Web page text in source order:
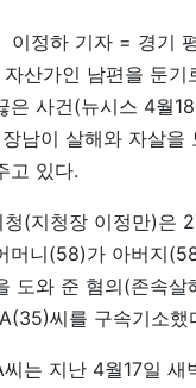
이정하 기자 = 경기
산가인 남편을 둔기
은 사건(뉴시스 4월
남이 살해와 자살을
고 있다.
(지청장 이정만)은
머니(58)가 아버지
도와 준 혐의(존속살
씨를 구속기소했
는 지난 4월17일 새